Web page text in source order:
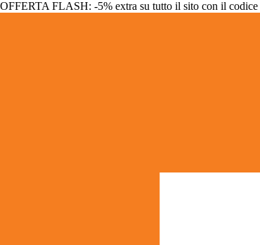
OFFERTA FLASH: -5% extra su tutto il sito con il codice